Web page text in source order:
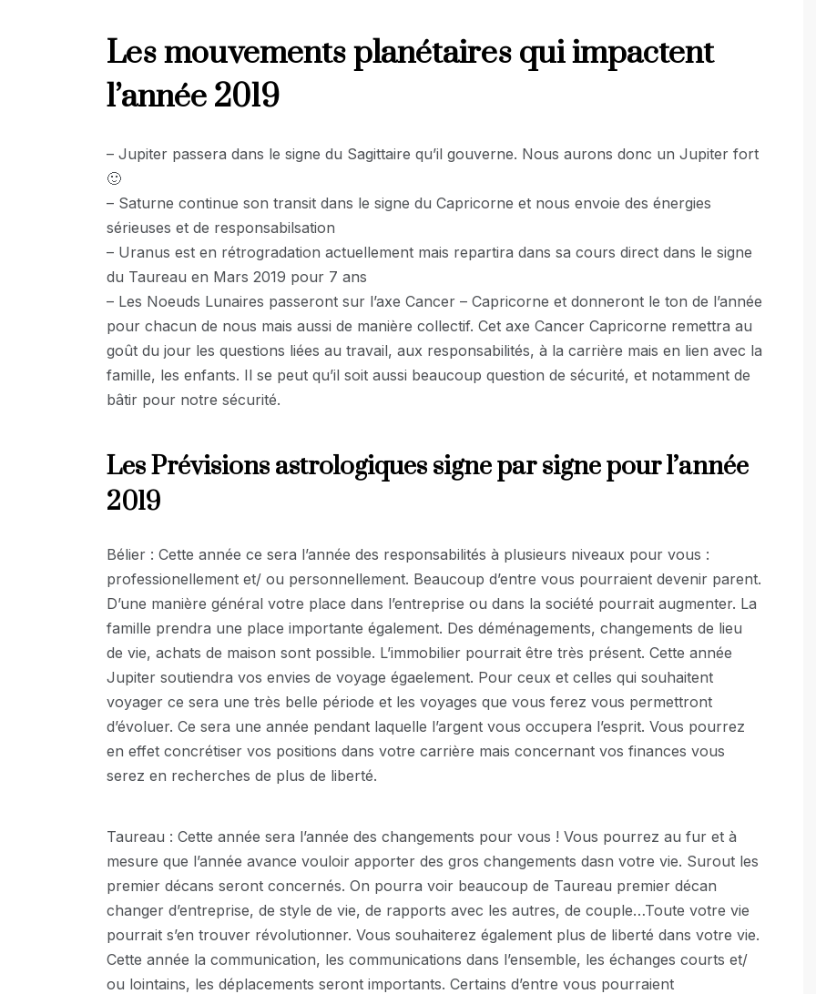
Les mouvements planétaires qui impactent
l’année 2019
– Jupiter passera dans le signe du Sagittaire qu’il gouverne. Nous aurons donc un Jupiter fort
🙂
– Saturne continue son transit dans le signe du Capricorne et nous envoie des énergies
sérieuses et de responsabilsation
– Uranus est en rétrogradation actuellement mais repartira dans sa cours direct dans le signe
du Taureau en Mars 2019 pour 7 ans
– Les Noeuds Lunaires passeront sur l’axe Cancer – Capricorne et donneront le ton de l’année
pour chacun de nous mais aussi de manière collectif. Cet axe Cancer Capricorne remettra au
goût du jour les questions liées au travail, aux responsabilités, à la carrière mais en lien avec la
famille, les enfants. Il se peut qu’il soit aussi beaucoup question de sécurité, et notamment de
bâtir pour notre sécurité.
Les Prévisions astrologiques signe par signe pour l’année
2019
Bélier : Cette année ce sera l’année des responsabilités à plusieurs niveaux pour vous :
professionellement et/ ou personnellement. Beaucoup d’entre vous pourraient devenir parent.
D’une manière général votre place dans l’entreprise ou dans la société pourrait augmenter. La
famille prendra une place importante également. Des déménagements, changements de lieu
de vie, achats de maison sont possible. L’immobilier pourrait être très présent. Cette année
Jupiter soutiendra vos envies de voyage égaelement. Pour ceux et celles qui souhaitent
voyager ce sera une très belle période et les voyages que vous ferez vous permettront
d’évoluer. Ce sera une année pendant laquelle l’argent vous occupera l’esprit. Vous pourrez
en effet concrétiser vos positions dans votre carrière mais concernant vos finances vous
serez en recherches de plus de liberté.
Taureau : Cette année sera l’année des changements pour vous ! Vous pourrez au fur et à
mesure que l’année avance vouloir apporter des gros changements dasn votre vie. Surout les
premier décans seront concernés. On pourra voir beaucoup de Taureau premier décan
changer d’entreprise, de style de vie, de rapports avec les autres, de couple…Toute votre vie
pourrait s’en trouver révolutionner. Vous souhaiterez également plus de liberté dans votre vie.
Cette année la communication, les communications dans l’ensemble, les échanges courts et/
ou lointains, les déplacements seront importants. Certains d’entre vous pourraient